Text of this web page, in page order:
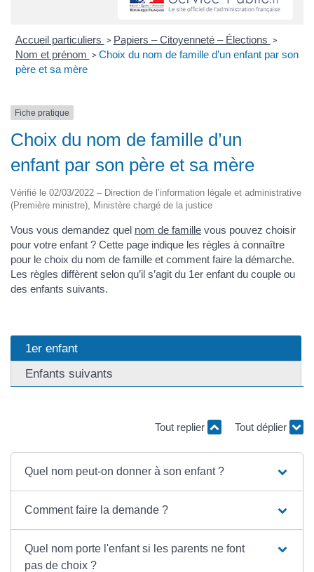
Accueil particuliers > Papiers – Citoyenneté – Élections >
Nom et prénom > Choix du nom de famille d’un enfant par son
père et sa mère
Fiche pratique
Choix du nom de famille d’un
enfant par son père et sa mère
Vérifié le 02/03/2022 – Direction de l’information légale et administrative
(Première ministre), Ministère chargé de la justice
Vous vous demandez quel nom de famille vous pouvez choisir
pour votre enfant ? Cette page indique les règles à connaître
pour le choix du nom de famille et comment faire la démarche.
Les règles diffèrent selon qu’il s’agit du 1er enfant du couple ou
des enfants suivants.
1er enfant
Enfants suivants
Tout replier Tout déplier
Quel nom peut-on donner à son enfant ?
Comment faire la demande ?
Quel nom porte l'enfant si les parents ne font
pas de choix ?